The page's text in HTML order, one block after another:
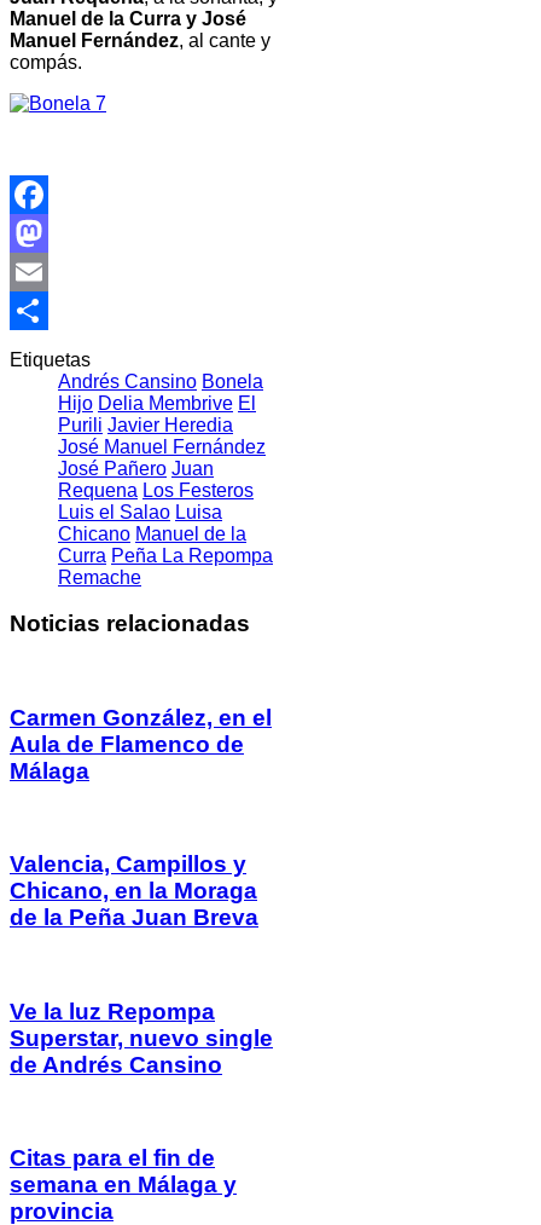
Manuel de la Curra y José
Manuel Fernández, al cante y
compás.
Facebook
Mastodon
Email
Compartir
Etiquetas
Andrés Cansino Bonela
Hijo Delia Membrive El
Purili Javier Heredia
José Manuel Fernández
José Pañero Juan
Requena Los Festeros
Luis el Salao Luisa
Chicano Manuel de la
Curra Peña La Repompa
Remache
Noticias relacionadas
Carmen González, en el
Aula de Flamenco de
Málaga
Valencia, Campillos y
Chicano, en la Moraga
de la Peña Juan Breva
Ve la luz Repompa
Superstar, nuevo single
de Andrés Cansino
Citas para el fin de
semana en Málaga y
provincia